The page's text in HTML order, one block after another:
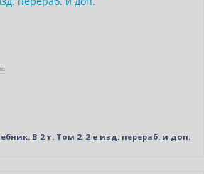
В 2 т. Том 2. 2-е изд. перераб. и доп.